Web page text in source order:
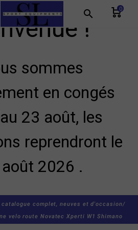
search 0
!
sommes
en congés
23 août, les
reprendront le
2026 .
complet, neuves et d'occasion/
velo route Novatec Xperti W1 Shimano